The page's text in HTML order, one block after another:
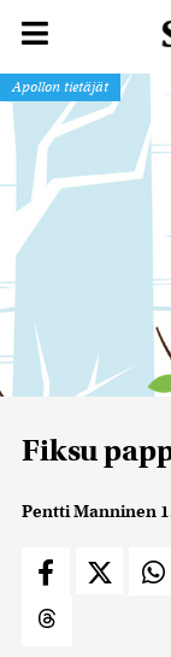
Apollon tietäjät
Fiksu
Pentti Manninen